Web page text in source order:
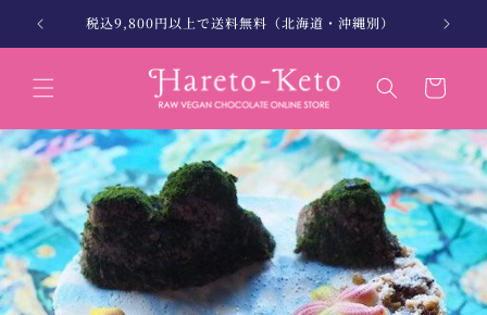
コンテン
ツに進む
税込9,800円以上で送料無料（北海道・沖縄別）
ー